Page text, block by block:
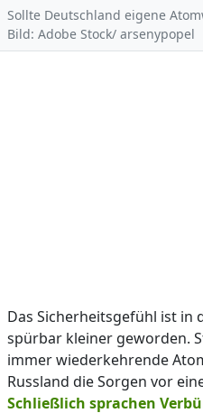
Sollte Deutschland eigene
Bild: Adobe Stock/ arsenypopel
Das Sicherheitsgefühl ist in
spürbar kleiner geworden.
immer wiederkehrende
Russland die Sorgen vor
Schließlich sprachen